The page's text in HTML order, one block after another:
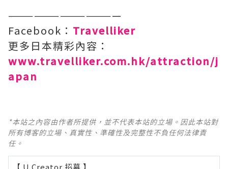
—————————————
Facebook： Travelliker
更多日本精彩內容：
www.travelliker.com.hk/attraction/j
apan
*本站之內容由作者所提供，並不代表本站的立場。因此本站對
所有博客的立場、真實性、準確性及完整性不負任何法律責
任。
【 U Creator 招募 】